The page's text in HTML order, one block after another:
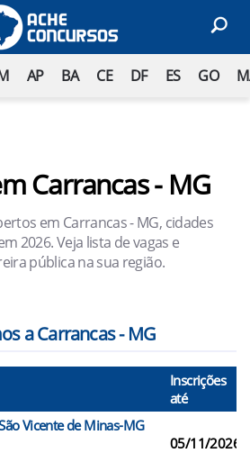
AP BA CE DF ES GO
Carrancas - MG
em Carrancas - MG, cidades
2026. Veja lista de vagas e
pública na sua região.
a Carrancas - MG
Inscrições
até
Vicente de Minas-MG
05/11/2026